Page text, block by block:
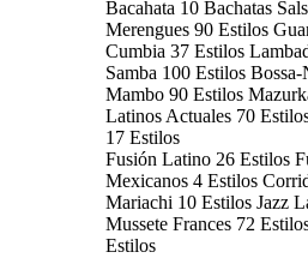
Bacahata 10 Bachatas
Merengues 90 Estilos
Cumbia 37 Estilos
Samba 100 Estilos
Mambo 90 Estilos
Latinos Actuales 70
17 Estilos
Fusión Latino 26 Estilos
Mexicanos 4 Estilos
Mariachi 10 Estilos Jazz
Mussete Frances 72
Estilos